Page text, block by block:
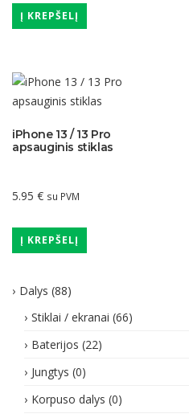
Į KREPŠELĮ
iPhone 13 / 13 Pro
apsauginis stiklas
5.95 € su PVM
Į KREPŠELĮ
Dalys (88)
Stiklai / ekranai (66)
Baterijos (22)
Jungtys (0)
Korpuso dalys (0)